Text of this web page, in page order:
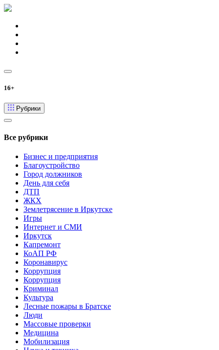
16+
Рубрики
Все рубрики
Бизнес и предприятия
Благоустройство
Город должников
День для себя
ДТП
ЖКХ
Землетрясение в Иркутске
Игры
Интернет и СМИ
Иркутск
Капремонт
КоАП РФ
Коронавирус
Коррупция
Коррупция
Криминал
Культура
Лесные пожары в Братске
Люди
Массовые проверки
Медицина
Мобилизация